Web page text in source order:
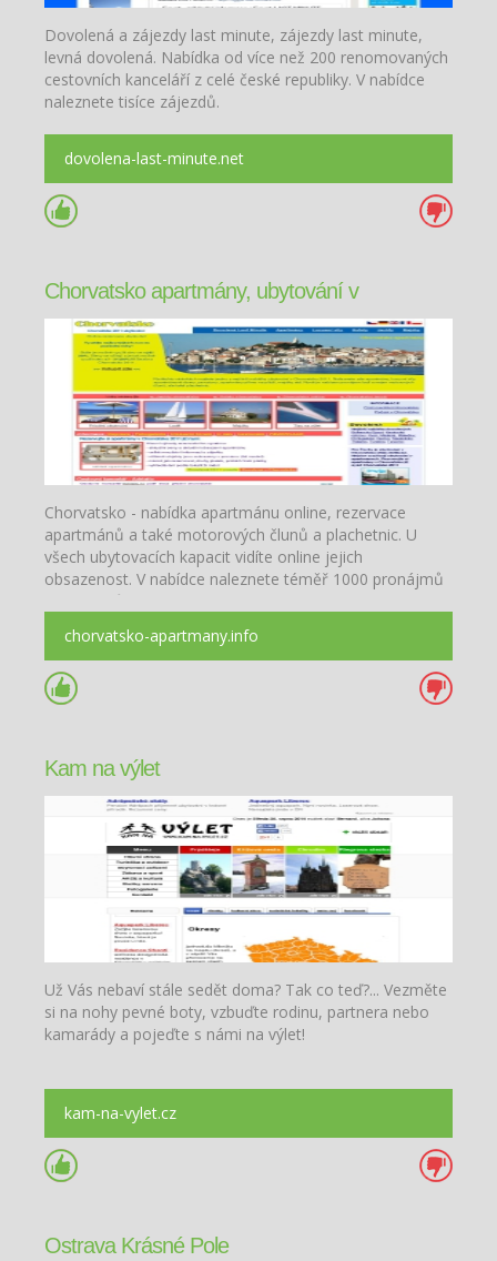
Dovolená a zájezdy last minute, zájezdy last minute,
levná dovolená. Nabídka od více než 200 renomovaných
cestovních kanceláří z celé české republiky. V nabídce
naleznete tisíce zájezdů.
dovolena-last-minute.net
Chorvatsko apartmány, ubytování v
Chorvatsku
Chorvatsko - nabídka apartmánu online, rezervace
apartmánů a také motorových člunů a plachetnic. U
všech ubytovacích kapacit vidíte online jejich
obsazenost. V nabídce naleznete téměř 1000 pronájmů
apartmánů po celém chorvatském pobřeží.
chorvatsko-apartmany.info
Kam na výlet
Už Vás nebaví stále sedět doma? Tak co teď?... Vezměte
si na nohy pevné boty, vzbuďte rodinu, partnera nebo
kamarády a pojeďte s námi na výlet!
kam-na-vylet.cz
Ostrava Krásné Pole